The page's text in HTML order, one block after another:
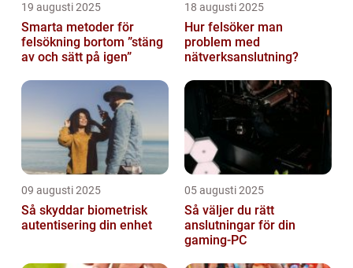
19 augusti 2025
Smarta metoder för
felsökning bortom ”stäng
av och sätt på igen”
18 augusti 2025
Hur felsöker man
problem med
nätverksanslutning?
09 augusti 2025
Så skyddar biometrisk
autentisering din enhet
05 augusti 2025
Så väljer du rätt
anslutningar för din
gaming-PC